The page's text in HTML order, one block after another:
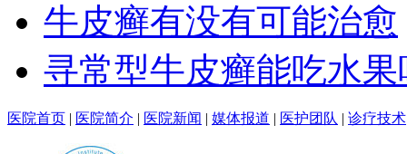
牛皮癣有没有可能治愈
寻常型牛皮癣能吃水果
医院首页 | 医院简介 | 医院新闻 | 媒体报道 | 医护团队 | 诊疗技术